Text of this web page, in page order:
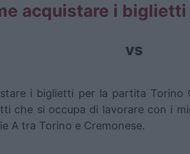
acquistare i
vs
i biglietti per la partita
che si occupa di lavorare con i
A tra Torino e Cremonese.